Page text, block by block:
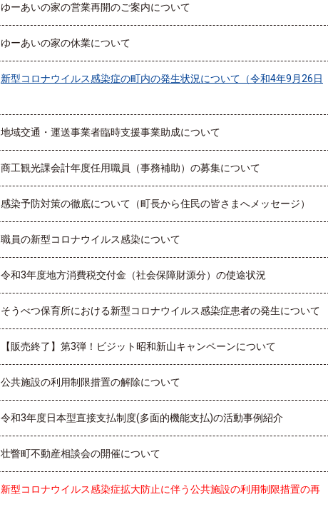
ゆーあいの家の営業再開のご案内について
ゆーあいの家の休業について
新型コロナウイルス感染症の町内の発生状況について（令和4年9月26日
地域交通・運送事業者臨時支援事業助成について
商工観光課会計年度任用職員（事務補助）の募集について
感染予防対策の徹底について（町長から住民の皆さまへメッセージ）
職員の新型コロナウイルス感染について
令和3年度地方消費税交付金（社会保障財源分）の使途状況
そうべつ保育所における新型コロナウイルス感染症患者の発生について
【販売終了】第3弾！ビジット昭和新山キャンペーンについて
公共施設の利用制限措置の解除について
令和3年度日本型直接支払制度(多面的機能支払)の活動事例紹介
壮瞥町不動産相談会の開催について
新型コロナウイルス感染症拡大防止に伴う公共施設の利用制限措置の再